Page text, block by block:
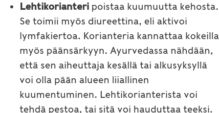
Lehtikorianteri poistaa kuumuutta kehosta.
Se toimii myös diureettina, eli aktivoi
lymfakiertoa. Korianteria kannattaa kokeilla
myös päänsärkyyn. Ayurvedassa nähdään,
että sen aiheuttaja kesällä tai alkusyksyllä
voi olla pään alueen liiallinen
kuumentuminen. Lehtikorianterista voi
tehdä pestoa, tai sitä voi hauduttaa teeksi.